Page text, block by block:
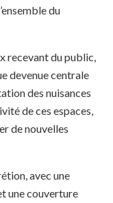
du
recevant du public,
devenue centrale
des nuisances
de ces espaces,
de nouvelles
avec une
une couverture